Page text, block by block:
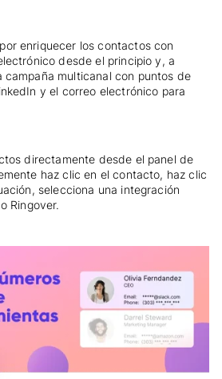
enriquecer los contactos con
desde el principio y, a
campaña multicanal con puntos de
y el correo electrónico para
directamente desde el panel de
haz clic en el contacto, haz clic
selecciona una integración
Ringover.